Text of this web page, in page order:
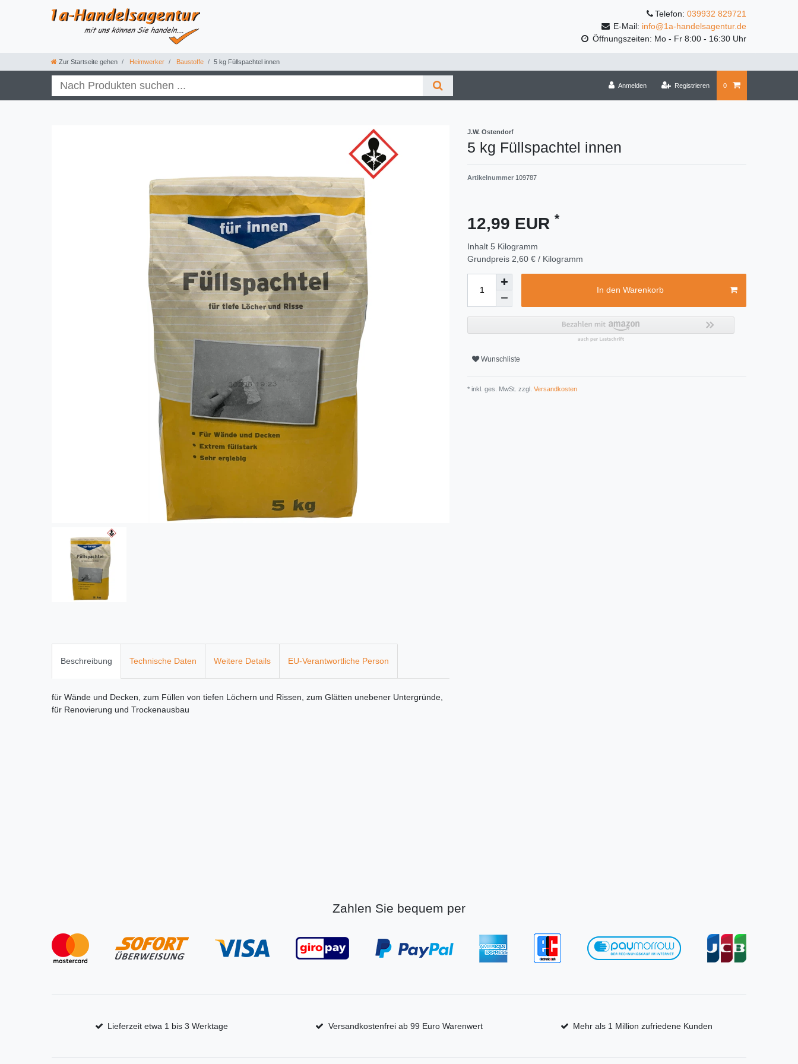
Telefon: 039932 829721
E-Mail: info@1a-handelsagentur.de
Öffnungszeiten: Mo - Fr 8:00 - 16:30 Uhr
Zur Startseite gehen Heimwerker Baustoffe 5 kg Füllspachtel innen
Anmelden Registrieren 0
J.W. Ostendorf
5 kg Füllspachtel innen
Artikelnummer 109787
12,99 EUR *
Inhalt 5 Kilogramm
Grundpreis 2,60 € / Kilogramm
In den Warenkorb
Wunschliste
* inkl. ges. MwSt. zzgl. Versandkosten
Beschreibung Technische Daten Weitere Details EU-Verantwortliche Person
für Wände und Decken, zum Füllen von tiefen Löchern und Rissen, zum Glätten unebener Untergründe,
für Renovierung und Trockenausbau
Zahlen Sie bequem per
Lieferzeit etwa 1 bis 3 Werktage Versandkostenfrei ab 99 Euro Warenwert Mehr als 1 Million zufriedene Kunden